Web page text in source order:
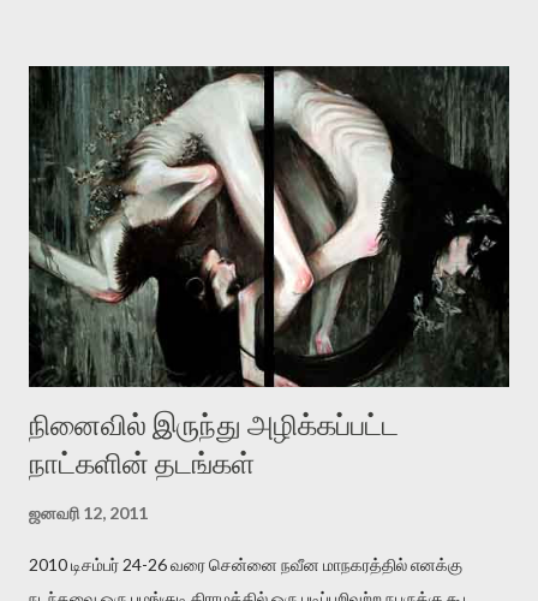
தனது இணையதளத்திலே தொடர்ந்து பதிவு செய்கிறார். உயிர்மை
இன்னும் சில வருடங்களுக்கு தனக்கு எதிராக எழுத்தாளர்களை ஏவி
விட்டபடி இருக்கும் என்று ஒரு அச்சத்தை வெளிப்படுத்தியபடி
இருக்கிறார். அவர் கடுமையான பாதுகாப்பின்மை மனநிலையில் உள்ளார்.
உயிர்மை அவரை தாக்க உத்தேசித்தாலும் இல்லை என்றாலும்
ஜெயமோகன் அந்த பிரமையால் தொடர்ந்து அச்சுறுத்தலுக்கு உள்ளாகி
உள்ளார். உங்களை பற்றின இந்த தாக்குதல் கூட இதன் வெளிப்பாடு தான்”.
உண்மையே! ராக்கி படத்தில் குத்துச்சண்டை வீரராக வரும் சில்வெஸ்டர்
ஓரிடத்தில் சொல்வார்: ...
நினைவில் இருந்து அழிக்கப்பட்ட
நாட்களின் தடங்கள்
ஜனவரி 12, 2011
2010 டிசம்பர் 24-26 வரை சென்னை நவீன மாநகரத்தில் எனக்கு